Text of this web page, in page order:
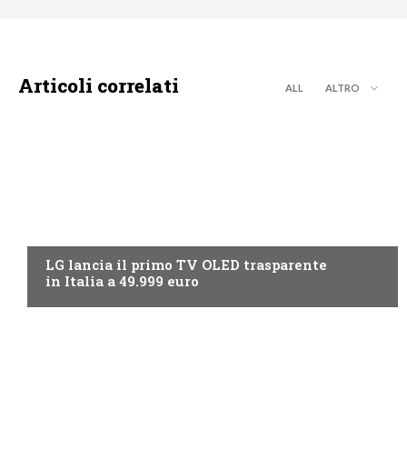
Articoli correlati ALL ALTRO
LG lancia il primo TV OLED trasparente
in Italia a 49.999 euro